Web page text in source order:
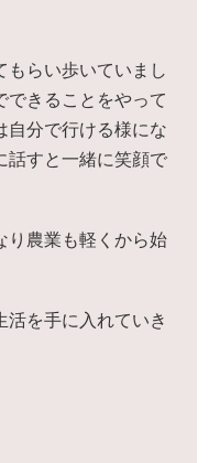
もらい歩いていまし
できることをやって
自分で行ける様にな
話すと一緒に笑顔で
り農業も軽くから始
活を手に入れていき